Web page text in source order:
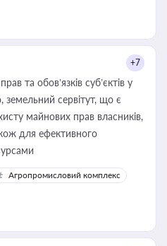
+7
та обов’язків суб’єктів у
земельний сервітут, що є
майнових прав власників,
для ефективного
Агропромисловий комплекс